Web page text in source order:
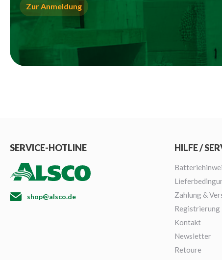
Zur Anmeldung
SERVICE-HOTLINE
shop@alsco.de
HILFE /
Zahlung &
Registrierung
Kontakt
Newsletter
Retoure